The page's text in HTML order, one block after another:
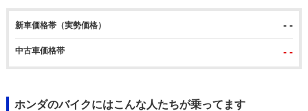
新車価格帯（実勢価格） - -
中古車価格帯 - -
ホンダのバイクにはこんな人たちが乗ってます